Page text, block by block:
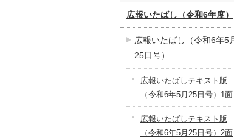
広報いたばし（令和6年度）
広報いたばし（令和6年5
25日号）
広報いたばしテキスト版
（令和6年5月25日号）1面
広報いたばしテキスト版
（令和6年5月25日号）2面